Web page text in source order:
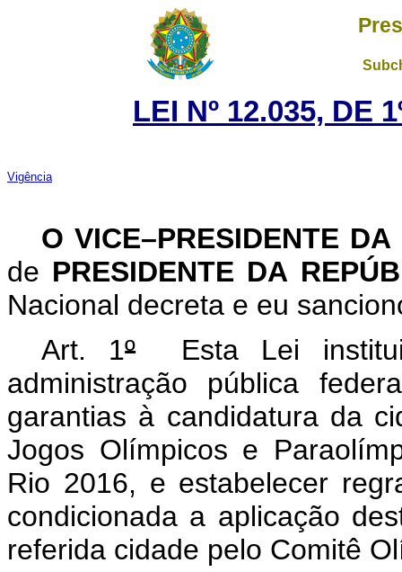
LEI Nº 12.035, DE
Vigência
O VICE–PRESIDENTE
de PRESIDENTE DA
Nacional decreta e eu
Art. 1ºEsta Lei institui
administração pública
garantias à candidatura da
Jogos Olímpicos e
Rio 2016, e estabelecer
condicionada a aplicação
referida cidade pelo Comitê